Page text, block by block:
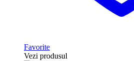
Favorite
Vezi produsul